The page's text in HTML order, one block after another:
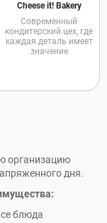
Cheese it! Bakery
Современный
кондитерский цех, где
каждая деталь имеет
значение
организацию
дня.
блюда